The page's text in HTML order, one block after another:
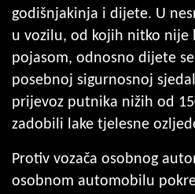
godišnjakinja i dijete. U
u vozilu, od kojih nitko nije
pojasom, odnosno dijete
posebnoj sigurnosnoj
prijevoz putnika nižih od
zadobili lake tjelesne
Protiv vozača osobnog
osobnom automobilu